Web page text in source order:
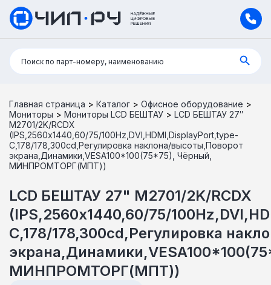
Поиск:
Поиск по парт-номеру, наименованию
Главная страница > Каталог > Офисное оборудование >
Мониторы > Мониторы LCD БЕШТАУ > LCD БЕШТАУ 27″
M2701/2K/RCDX
(IPS,2560х1440,60/75/100Hz,DVI,HDMI,DisplayPort,type-
C,178/178,300cd,Регулировка наклона/высоты,Поворот
экрана,Динамики,VESA100*100(75*75), Чёрный,
МИНПРОМТОРГ(МПТ))
LCD БЕШТАУ 27" M2701/2K/RCDX
(IPS,2560х1440,60/75/
C,178/178,300cd,Регулировка
МИНПРОМТОРГ(МПТ))